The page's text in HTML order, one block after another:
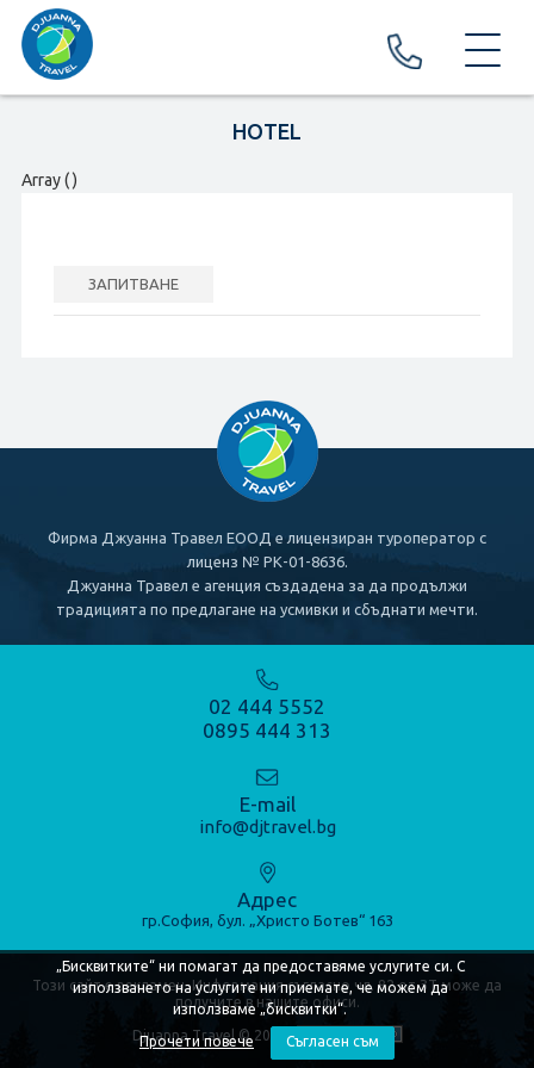
ПРАЗНИЦИ И ФЕСТИВАЛИ
Хотели в България
КРУИЗИ
HOTEL
Array ( )
ЗАПИТВАНЕ
Фирма Джуанна Травел ЕООД е лицензиран туроператор с
лиценз № РК-01-8636.
Джуанна Травел е агенция създадена за да продължи
традицията по предлагане на усмивки и сбъднати мечти.
02 444 5552
0895 444 313
E-mail
info@djtravel.bg
Адрес
гр.София, бул. „Христо Ботев“ 163
Този сайт е рекламен. Информация съгласно чл. 82 от ЗТ може да
получите в нашите офиси.
Djuanna Travel © 2020
„Бисквитките“ ни помагат да предоставяме услугите си. С
използването на услугите ни приемате, че можем да
използваме „бисквитки“.
Прочети повече Съгласен съм